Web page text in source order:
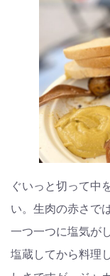
ぐいっと切って中
い。生肉の赤さで
一つ一つに塩気が
塩蔵してから料理